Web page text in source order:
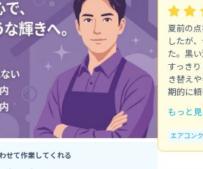
せて作業してくれる
夏前の
したが
た。黒
すっき
き替え
期的に頼
もっと見
エアコン